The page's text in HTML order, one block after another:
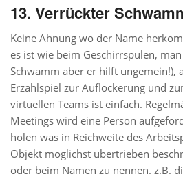
13. Verrückter
Keine Ahnung wo der Name
es ist wie beim Geschirrspülen,
Schwamm aber er hilft ungemein!),
Erzählspiel zur Auflockerung und
virtuellen Teams ist einfach.
Meetings wird eine Person
holen was in Reichweite des
Objekt möglichst übertrieben
oder beim Namen zu nennen. z.B.